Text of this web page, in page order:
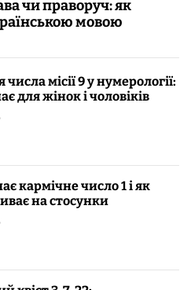
чи праворуч: як
мовою
місії 9 у нумерології:
для жінок і чоловіків
кармічне число 1 і як
на стосунки